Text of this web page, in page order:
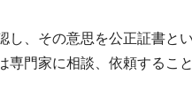
、その意思を公正証書と
門家に相談、依頼するこ